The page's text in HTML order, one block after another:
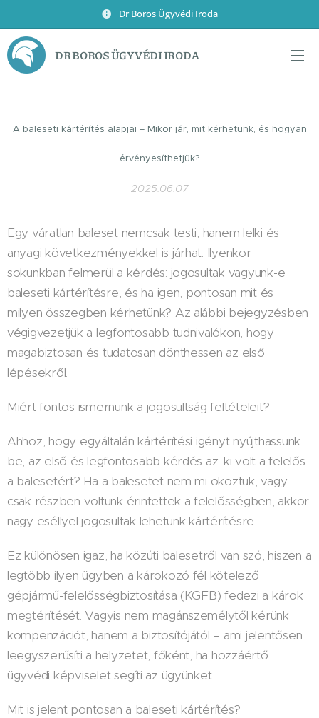
Dr Boros Ügyvédi Iroda
DR BOROS ÜGYVÉDI IRODA
A baleseti kártérítés alapjai – Mikor jár, mit kérhetünk, és hogyan
érvényesíthetjük?
2025.06.07
Egy váratlan baleset nemcsak testi, hanem lelki és
anyagi következményekkel is járhat. Ilyenkor
sokunkban felmerül a kérdés: jogosultak vagyunk-e
baleseti kártérítésre, és ha igen, pontosan mit és
milyen összegben kérhetünk? Az alábbi bejegyzésben
végigvezetjük a legfontosabb tudnivalókon, hogy
magabiztosan és tudatosan dönthessen az első
lépésekről.
Miért fontos ismernünk a jogosultság feltételeit?
Ahhoz, hogy egyáltalán kártérítési igényt nyújthassunk
be, az első és legfontosabb kérdés az: ki volt a felelős
a balesetért? Ha a balesetet nem mi okoztuk, vagy
csak részben voltunk érintettek a felelősségben, akkor
nagy eséllyel jogosultak lehetünk kártérítésre.
Ez különösen igaz, ha közúti balesetről van szó, hiszen a
legtöbb ilyen ügyben a károkozó fél kötelező
gépjármű-felelősségbiztosítása (KGFB) fedezi a károk
megtérítését. Vagyis nem magánszemélytől kérünk
kompenzációt, hanem a biztosítójától – ami jelentősen
leegyszerűsíti a helyzetet, főként, ha hozzáértő
ügyvédi képviselet segíti az ügyünket.
Mit is jelent pontosan a baleseti kártérítés?